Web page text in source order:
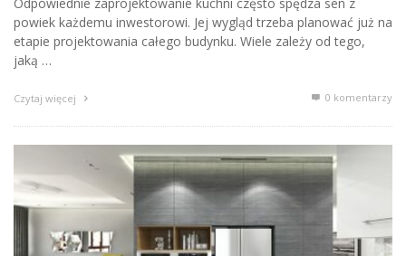
powiek każdemu inwestorowi. Jej wygląd trzeba planować już na
etapie projektowania całego budynku. Wiele zależy od tego,
jaką …
Czytaj więcej 0 komentarzy